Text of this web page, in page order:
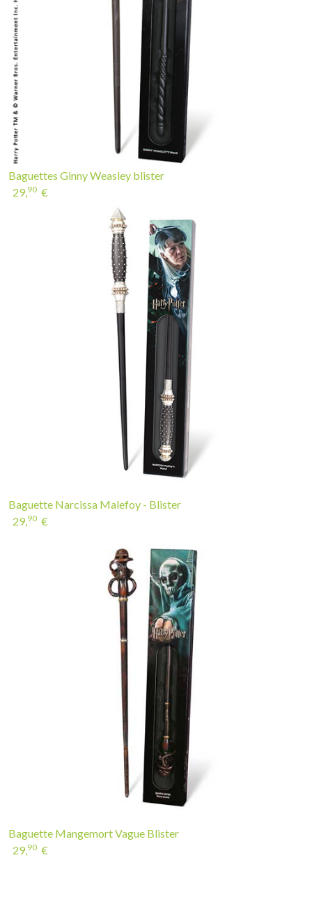
Baguettes Ginny Weasley blister
29,90 €
Baguette Narcissa Malefoy - Blister
29,90 €
Baguette Mangemort Vague Blister
29,90 €